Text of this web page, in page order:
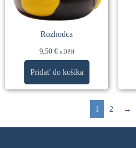
Rozhodca
9,50 € s DPH
Pridať do košíka
1 2 →